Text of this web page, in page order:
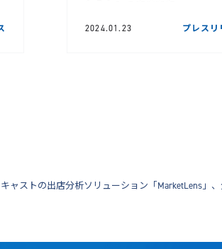
2024.01.23 プレスリ
ャストの出店分析ソリューション「MarketLens」